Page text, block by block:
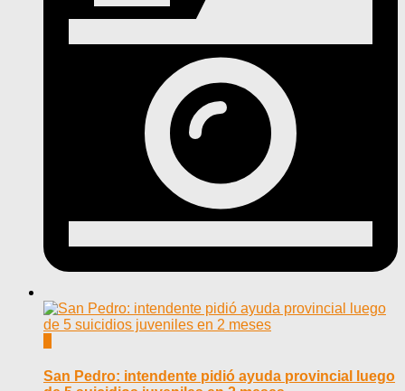
San Pedro: intendente pidió ayuda provincial luego